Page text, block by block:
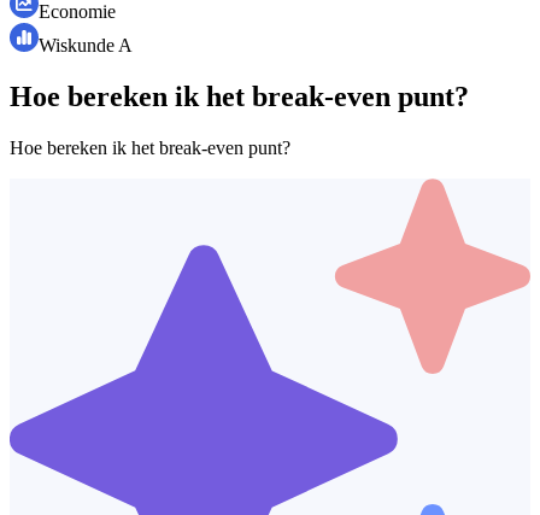
Economie
Wiskunde A
Hoe bereken ik het break-even punt?
Hoe bereken ik het break-even punt?